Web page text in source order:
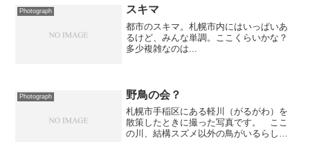
Photograph スキマ
都市のスキマ。札幌市内にはいっぱいあ
るけど、みんな単調。ここくらいかな？
多少複雑なのは...
Photograph 野鳥の会？
札幌市手稲区にある軽川（がるがわ）を
散策したときに撮った写真です。 ここ
の川、結構スズメ以外の鳥がいるらしく